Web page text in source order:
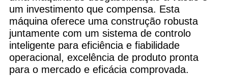
um investimento que compensa. Esta
máquina oferece uma construção robusta
juntamente com um sistema de controlo
inteligente para eficiência e fiabilidade
operacional, excelência de produto pronta
para o mercado e eficácia comprovada.